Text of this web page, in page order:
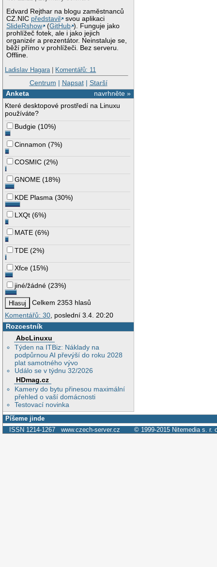
Edvard Rejthar na blogu zaměstnanců
CZ.NIC představil
svou aplikaci
SlideRshow
(GitHub ). Funguje jako
prohlížeč fotek, ale i jako jejich
organizér a prezentátor. Neinstaluje se,
běží přímo v prohlížeči. Bez serveru.
Offline.
Ladislav Hagara| Komentářů: 11
Centrum | Napsat| Starší
navrhněte »
Anketa
Které desktopové prostředí na Linuxu
používáte?
Budgie (10%)
Cinnamon (7%)
COSMIC (2%)
GNOME (18%)
KDE Plasma (30%)
LXQt (6%)
MATE (6%)
TDE (2%)
Xfce (15%)
jiné/žádné (23%)
Celkem 2353 hlasů
Komentářů: 30 , poslední 3.4. 20:20
Rozcestník
AbcLinuxu
Týden na ITBiz: Náklady na
podpůrnou AI převýší do roku 2028
plat samotného vývo
Událo se v týdnu 32/2026
HDmag.cz
Kamery do bytu přinesou maximální
přehled o vaší domácnosti
Testovací novinka
Píšeme jinde
ISSN 1214-1267 www.czech-server.cz © 1999-2015 Nitemedia s. r.